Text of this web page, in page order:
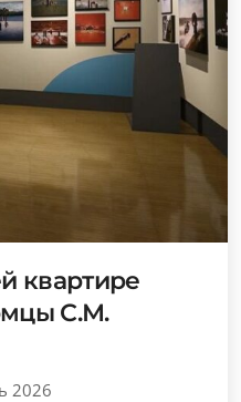
квартире
С.М.
2026